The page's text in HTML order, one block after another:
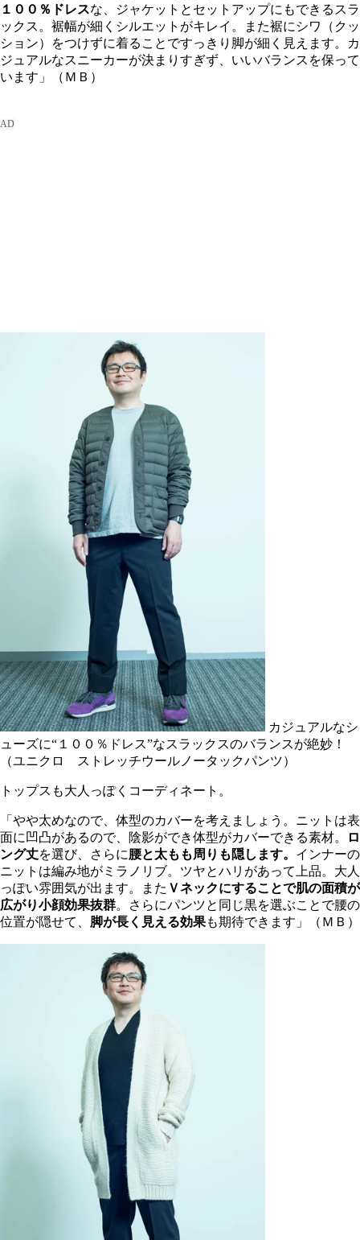
１００％ドレスな、ジャケットとセットアップにもできるスラ
ックス。裾幅が細くシルエットがキレイ。また裾にシワ（クッ
ション）をつけずに着ることですっきり脚が細く見えます。カ
ジュアルなスニーカーが決まりすぎず、いいバランスを保って
います」（ＭＢ）
カジュアルなシ
ューズに“１００％ドレス”なスラックスのバランスが絶妙！
（ユニクロ ストレッチウールノータックパンツ）
トップスも大人っぽくコーディネート。
「やや太めなので、体型のカバーを考えましょう。ニットは表
面に凹凸があるので、陰影ができ体型がカバーできる素材。
ロ
ング丈を選び、さらに腰と太もも周りも隠します。 インナーの
ニットは編み地がミラノリブ。ツヤとハリがあって上品。大人
っぽい雰囲気が出ます。また Ｖネックにすることで肌の面積が
広がり小顔効果抜群。さらにパンツと同じ黒を選ぶことで腰の
位置が隠せて、 脚が長く見える効果も期待できます」（ＭＢ）